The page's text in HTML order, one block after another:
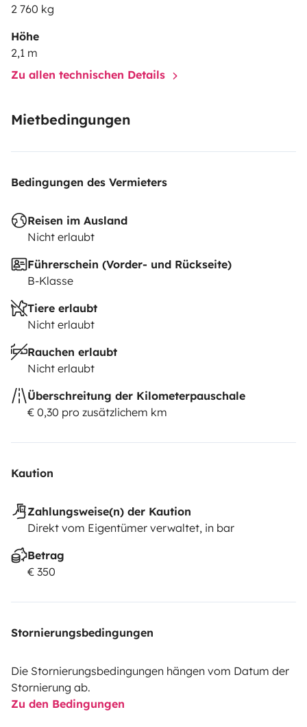
2 760 kg
Höhe
2,1 m
Zu allen technischen Details
Mietbedingungen
Bedingungen des Vermieters
Reisen im Ausland
Nicht erlaubt
Führerschein (Vorder- und Rückseite)
B-Klasse
Tiere erlaubt
Nicht erlaubt
Rauchen erlaubt
Nicht erlaubt
Überschreitung der Kilometerpauschale
€ 0,30 pro zusätzlichem km
Kaution
Zahlungsweise(n) der Kaution
Direkt vom Eigentümer verwaltet, in bar
Betrag
€ 350
Stornierungsbedingungen
Die Stornierungsbedingungen hängen vom Datum der
Stornierung ab.
Zu den Bedingungen